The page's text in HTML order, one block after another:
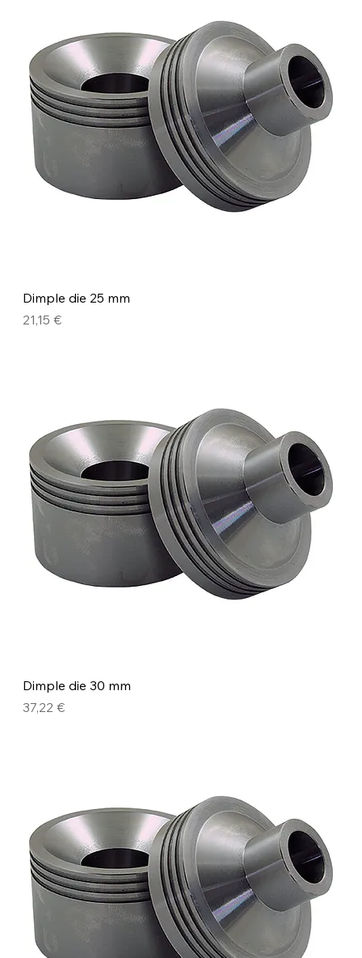
Dimple die 25 mm
Precio
21,15 €
Dimple die 30 mm
Precio
37,22 €